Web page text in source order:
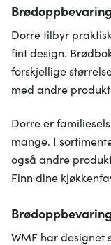
Dorre tilbyr
fint design.
forskjellige
med andre
Dorre er
mange. I
også andre
Finn dine
WMF har designet